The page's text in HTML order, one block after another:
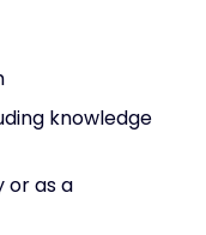
knowledge
or as a